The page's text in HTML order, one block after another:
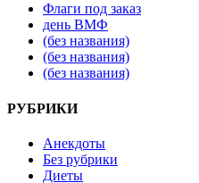
Флаги под заказ
день ВМФ
(без названия)
(без названия)
(без названия)
РУБРИКИ
Анекдоты
Без рубрики
Диеты